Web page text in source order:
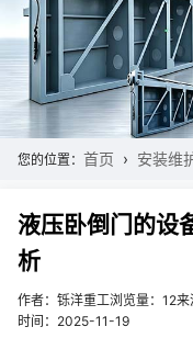
您的位置： 首页 安装维
液压卧倒门的设
析
作者：铄洋重工浏览量：12来
时间：2025-11-19